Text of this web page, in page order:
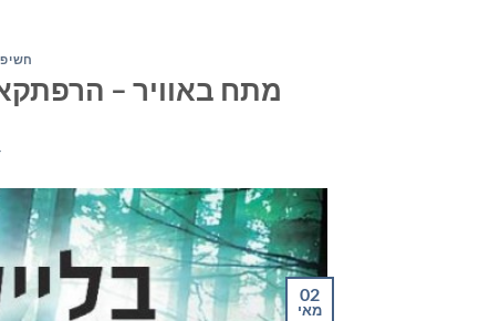
מתח באוויר –
02
מאי